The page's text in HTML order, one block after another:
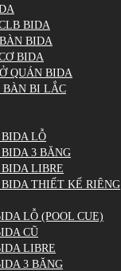
BIDA
BIDA
BIDA
QUÁN BIDA
BÀN BI LẮC
LỖ
3 BĂNG
LIBRE
THIẾT KẾ RIÊNG
LỖ (POOL CUE)
CŨ
LIBRE
3 BĂNG